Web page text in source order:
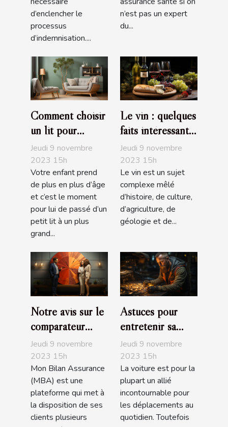
d’enclencher le
processus
d’indemnisation....
n’est pas un expert
du...
Comment choisir
un lit pour
enfant ?
Jeudi 9 novembre
2023 15h
Votre enfant prend
de plus en plus d’âge
et c’est le moment
pour lui de passé d’un
petit lit à un plus
grand...
Le vin : quelques
faits intéressants
à savoir
Jeudi 9 novembre
2023 15h
Le vin est un sujet
complexe mêlé
d’histoire, de culture,
d’agriculture, de
géologie et de...
Notre avis sur le
comparateur
d’assurance de
prêt de MBA
Jeudi 9 novembre
2023 15h
Mon Bilan Assurance
(MBA) est une
plateforme qui met à
la disposition de ses
clients plusieurs
Astuces pour
entretenir sa
voiture
Jeudi 9 novembre
2023 15h
La voiture est pour la
plupart un allié
incontournable pour
les déplacements au
quotidien. Toutefois